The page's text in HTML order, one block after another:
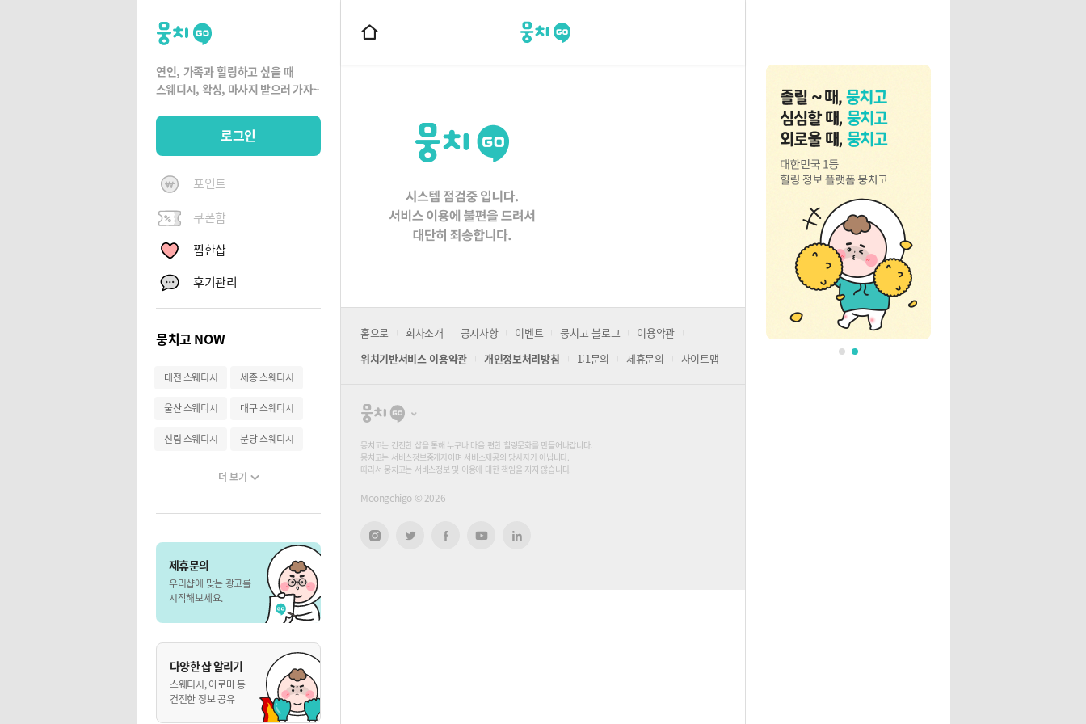
뭉
치
고
연인, 가족과 힐링하고 싶을 때
스웨디시, 왁싱, 마사지 받으러 가자~
로그인
포인트
쿠폰함
찜한샵
후기관리
뭉치고 NOW
대전 스웨디시 세종 스웨디시
울산 스웨디시 대구 스웨디시
신림 스웨디시 분당 스웨디시
더 보기
제휴문의
우리샵에 맞는 광고를
시작해보세요.
다양한 샵 알리기
스웨디시, 아로마 등
건전한 정보 공유
뭉치고
홈
홈으로 회사소개 공지사항 이벤트 뭉치고 블로그
이용약관
위치기반서비스 이용약관
개인정보처리방침 1:1문의 제휴문의 사이트맵
뭉
고
뭉치고는 건전한 샵을 통해 누구나 마음 편한 힐링문화를 만들어나갑니다.
뭉치고는 서비스정보중개자이며 서비스제공의 당사자가 아닙니다.
따라서 뭉치고는 서비스정보 및 이용에 대한 책임을 지지 않습니다.
Moongchigo © 2026